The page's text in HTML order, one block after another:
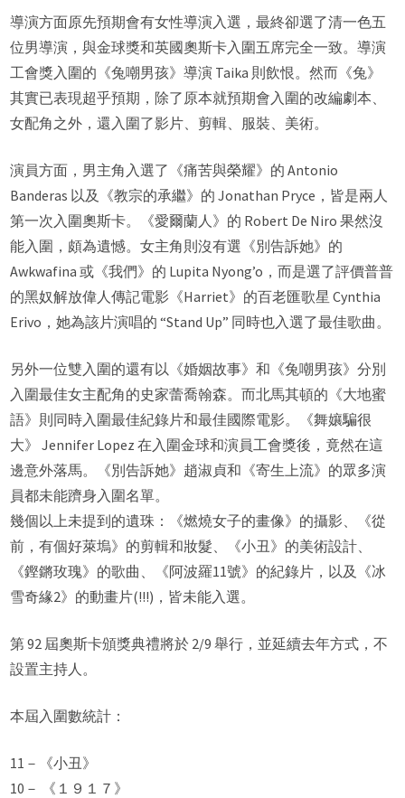
導演方面原先預期會有女性導演入選，最終卻選了清一色五
位男導演，與金球獎和英國奧斯卡入圍五席完全一致。導演
工會獎入圍的《兔嘲男孩》導演 Taika 則飲恨。然而《兔》
其實已表現超乎預期，除了原本就預期會入圍的改編劇本、
女配角之外，還入圍了影片、剪輯、服裝、美術。
演員方面，男主角入選了《痛苦與榮耀》的 Antonio
Banderas 以及《教宗的承繼》的 Jonathan Pryce，皆是兩人
第一次入圍奧斯卡。《愛爾蘭人》的 Robert De Niro 果然沒
能入圍，頗為遺憾。女主角則沒有選《別告訴她》的
Awkwafina 或《我們》的 Lupita Nyong’o，而是選了評價普普
的黑奴解放偉人傳記電影《Harriet》的百老匯歌星 Cynthia
Erivo，她為該片演唱的 “Stand Up” 同時也入選了最佳歌曲。
另外一位雙入圍的還有以《婚姻故事》和《兔嘲男孩》分別
入圍最佳女主配角的史家蕾喬翰森。而北馬其頓的《大地蜜
語》則同時入圍最佳紀錄片和最佳國際電影。《舞孃騙很
大》 Jennifer Lopez 在入圍金球和演員工會獎後，竟然在這
邊意外落馬。《別告訴她》趙淑貞和《寄生上流》的眾多演
員都未能躋身入圍名單。
幾個以上未提到的遺珠：《燃燒女子的畫像》的攝影、《從
前，有個好萊塢》的剪輯和妝髮、《小丑》的美術設計、
《鏗鏘玫瑰》的歌曲、《阿波羅11號》的紀錄片，以及《冰
雪奇緣2》的動畫片(!!!)，皆未能入選。
第 92 屆奧斯卡頒獎典禮將於 2/9 舉行，並延續去年方式，不
設置主持人。
本屆入圍數統計：
11－《小丑》
10－ 《１９１７》